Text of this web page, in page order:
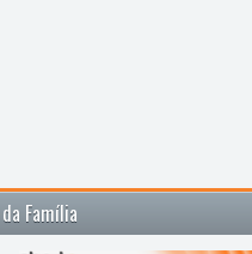
Família